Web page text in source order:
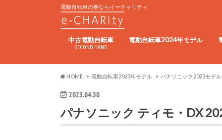
電動自転車の事ならイーチャリティ
中古電動自転車
SECOND HAND
電動自転車2024年モデル
HOME 電動自転車2023年モデル パナソニック2023モデル
2023.04.30
パナソニック ティモ・DX